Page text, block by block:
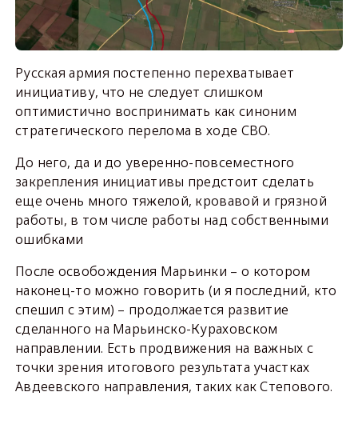
Русская армия постепенно перехватывает
инициативу, что не следует слишком
оптимистично воспринимать как синоним
стратегического перелома в ходе СВО.
До него, да и до уверенно-повсеместного
закрепления инициативы предстоит сделать
еще очень много тяжелой, кровавой и грязной
работы, в том числе работы над собственными
ошибками
После освобождения Марьинки – о котором
наконец-то можно говорить (и я последний, кто
спешил с этим) – продолжается развитие
сделанного на Марьинско-Кураховском
направлении. Есть продвижения на важных с
точки зрения итогового результата участках
Авдеевского направления, таких как Степового.